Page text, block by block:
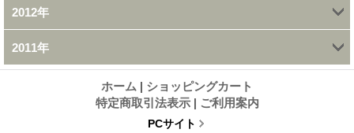
2月 (4)
5月 (3)
5月 (2)
10月 (1)
9月 (1)
11月 (2)
10月 (2)
10月 (1)
9月 (1)
2012年
12月 (2)
2011年
ホーム | ショッピングカート
特定商取引法表示 | ご利用案内
PCサイト